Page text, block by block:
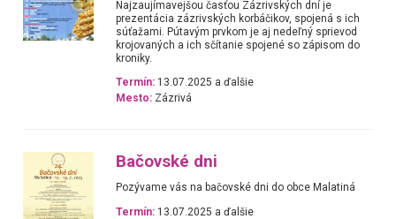
Najzaujímavejšou časťou Zázrivských dní je
prezentácia zázrivských korbáčikov, spojená s ich
súťažami. Pútavým prvkom je aj nedeľný sprievod
krojovaných a ich sčítanie spojené so zápisom do
kroniky.
Termín: 13.07.2025 a ďalšie
Mesto: Zázrivá
Bačovské dni
Pozývame vás na bačovské dni do obce Malatiná
Termín: 13.07.2025 a ďalšie